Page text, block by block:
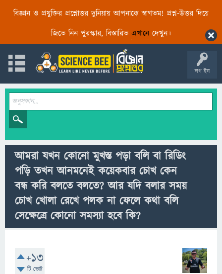
বিজ্ঞান ও প্রযুক্তির প্রশ্নোত্তর দুনিয়ায় আপনাকে স্বাগতম! প্রশ্ন-উত্তর দিয়ে
জিতে নিন পুরস্কার, বিস্তারিত এখানেদেখুন।
লগ ইন
আমরা যখন কোনো মুখস্ত পড়া বলি বা রিডিং
পড়ি তখন আনমনেই কয়েকবার চোখ কেন
বন্ধ করি বলতে বলতে? আর যদি বলার সময়
চোখ খোলা রেখে পলক না ফেলে কথা বলি
সেক্ষেত্রে কোনো সমস্যা হবে কি?
+13
টি ভোট